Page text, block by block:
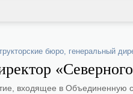
бюро, генеральный
входящее в Объединенную